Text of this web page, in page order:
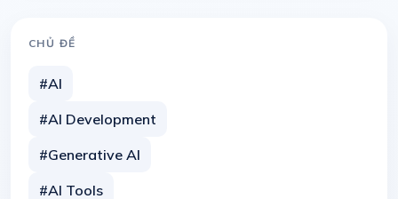
CHỦ ĐỀ
#AI
#AI Development
#Generative AI
#AI Tools